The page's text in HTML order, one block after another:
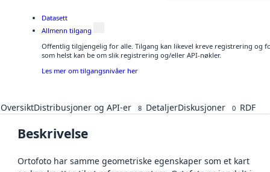
Datasett
Allmenn tilgang
Offentlig tilgjengelig for alle. Tilgang kan likevel kreve registrering og
som helst kan be om slik registrering og/eller API-nøkler.
Les mer om tilgangsnivåer her
OversiktDistribusjoner og API-er 8 DetaljerDiskusjoner 0 RDF
Beskrivelse
Ortofoto har samme geometriske egenskaper som et kart